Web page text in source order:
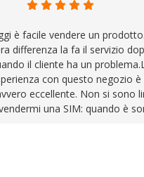
è facile vendere un
differenza la fa il servizio
il cliente ha un
con questo negozio è
eccellente. Non si sono
una SIM: quando è